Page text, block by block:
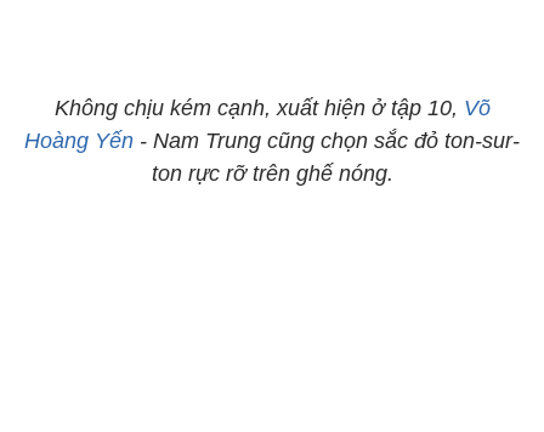
Không chịu kém cạnh, xuất hiện ở tập 10, Võ
Hoàng Yến - Nam Trung cũng chọn sắc đỏ ton-sur-
ton rực rỡ trên ghế nóng.